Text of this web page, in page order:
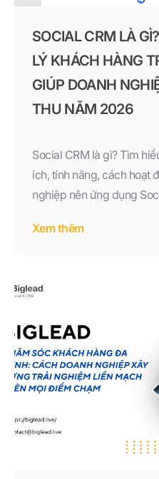
SOCIAL CRM LÀ
LÝ KHÁCH HÀNG
GIÚP DOANH
THU NĂM 2026
Social CRM là gì? Tìm
ích, tính năng, cách hoạt
nghiệp nên ứng dụng
nghiệm khách hàng trong
Xem thêm